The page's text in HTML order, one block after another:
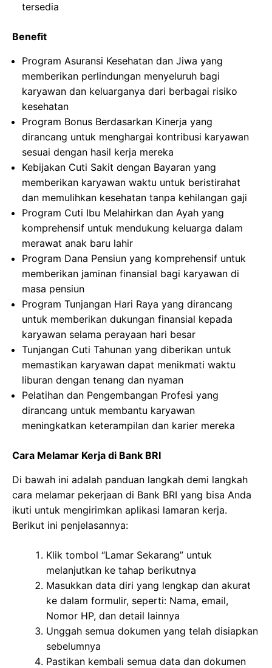
tersedia
Benefit
Program Asuransi Kesehatan dan Jiwa yang
memberikan perlindungan menyeluruh bagi
karyawan dan keluarganya dari berbagai risiko
kesehatan
Program Bonus Berdasarkan Kinerja yang
dirancang untuk menghargai kontribusi karyawan
sesuai dengan hasil kerja mereka
Kebijakan Cuti Sakit dengan Bayaran yang
memberikan karyawan waktu untuk beristirahat
dan memulihkan kesehatan tanpa kehilangan gaji
Program Cuti Ibu Melahirkan dan Ayah yang
komprehensif untuk mendukung keluarga dalam
merawat anak baru lahir
Program Dana Pensiun yang komprehensif untuk
memberikan jaminan finansial bagi karyawan di
masa pensiun
Program Tunjangan Hari Raya yang dirancang
untuk memberikan dukungan finansial kepada
karyawan selama perayaan hari besar
Tunjangan Cuti Tahunan yang diberikan untuk
memastikan karyawan dapat menikmati waktu
liburan dengan tenang dan nyaman
Pelatihan dan Pengembangan Profesi yang
dirancang untuk membantu karyawan
meningkatkan keterampilan dan karier mereka
Cara Melamar Kerja di Bank BRI
Di bawah ini adalah panduan langkah demi langkah
cara melamar pekerjaan di Bank BRI yang bisa Anda
ikuti untuk mengirimkan aplikasi lamaran kerja.
Berikut ini penjelasannya:
Klik tombol “Lamar Sekarang” untuk
melanjutkan ke tahap berikutnya
Masukkan data diri yang lengkap dan akurat
ke dalam formulir, seperti: Nama, email,
Nomor HP, dan detail lainnya
Unggah semua dokumen yang telah disiapkan
sebelumnya
Pastikan kembali semua data dan dokumen